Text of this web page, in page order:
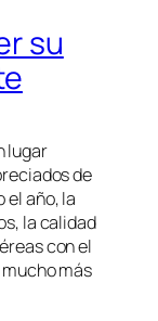
su
lugar
de
el año, la
la calidad
con el
más